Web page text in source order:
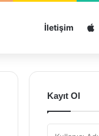
İletişim
Kayıt Ol